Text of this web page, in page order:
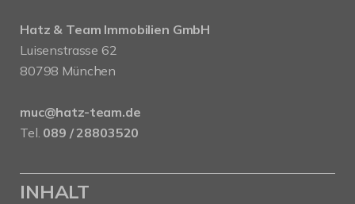
Hatz & Team Immobilien GmbH
Luisenstrasse 62
80798 München
muc@hatz-team.de
Tel. 089 / 28803520
INHALT